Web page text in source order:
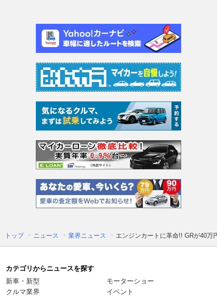
トップ ニュース 業界ニュース エンジンカートに革命!! GRが40万
カテゴリからニュースを探す
新車・新型
クルマ業界
モーターショー
イベント